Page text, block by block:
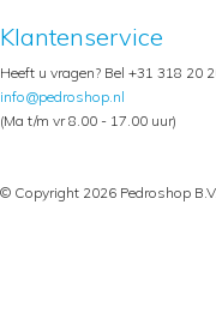
Klantenservice
Heeft u vragen? Bel +31 318 20
info@pedroshop.nl
(Ma t/m vr 8.00 - 17.00 uur)
© Copyright 2026 Pedroshop B.V.